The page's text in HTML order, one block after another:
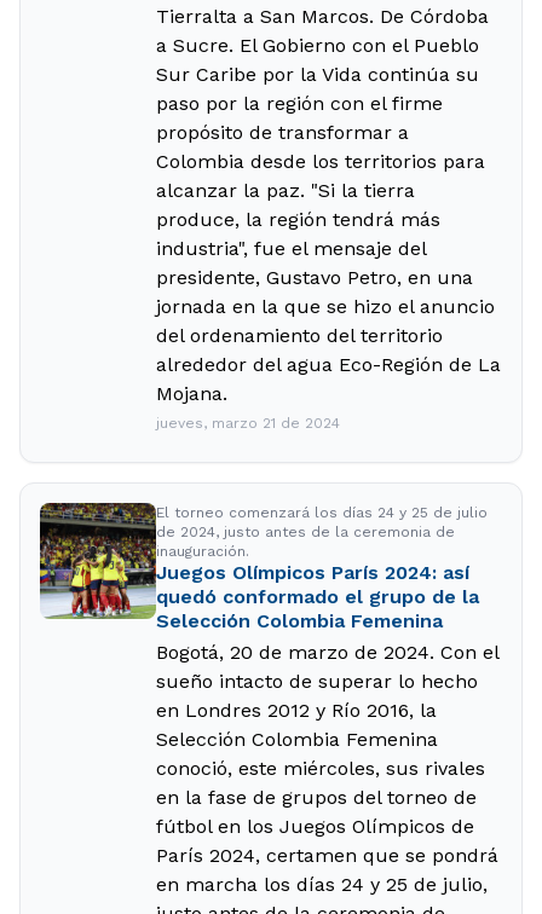
Tierralta a San Marcos. De Córdoba
a Sucre. El Gobierno con el Pueblo
Sur Caribe por la Vida continúa su
paso por la región con el firme
propósito de transformar a
Colombia desde los territorios para
alcanzar la paz. "Si la tierra
produce, la región tendrá más
industria", fue el mensaje del
presidente, Gustavo Petro, en una
jornada en la que se hizo el anuncio
del ordenamiento del territorio
alrededor del agua Eco-Región de La
Mojana.
jueves, marzo 21 de 2024
El torneo comenzará los días 24 y 25 de julio
de 2024, justo antes de la ceremonia de
inauguración.
Juegos Olímpicos París 2024: así
quedó conformado el grupo de la
Selección Colombia Femenina
Bogotá, 20 de marzo de 2024. Con el
sueño intacto de superar lo hecho
en Londres 2012 y Río 2016, la
Selección Colombia Femenina
conoció, este miércoles, sus rivales
en la fase de grupos del torneo de
fútbol en los Juegos Olímpicos de
París 2024, certamen que se pondrá
en marcha los días 24 y 25 de julio,